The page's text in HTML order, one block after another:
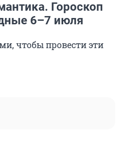
Гороскоп
6–7 июля
чтобы провести эти